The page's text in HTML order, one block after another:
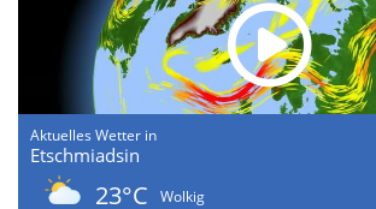
Aktuelles Wetter in
Etschmiadsin
23°C
Wolkig